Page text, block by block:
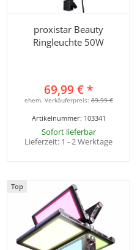
proxistar Beauty
Ringleuchte 50W
69,99 €*
ehem. Verkäuferpreis:89,99 €
Artikelnummer: 103341
Sofort lieferbar
Lieferzeit: 1 - 2 Werktage
Top
Top